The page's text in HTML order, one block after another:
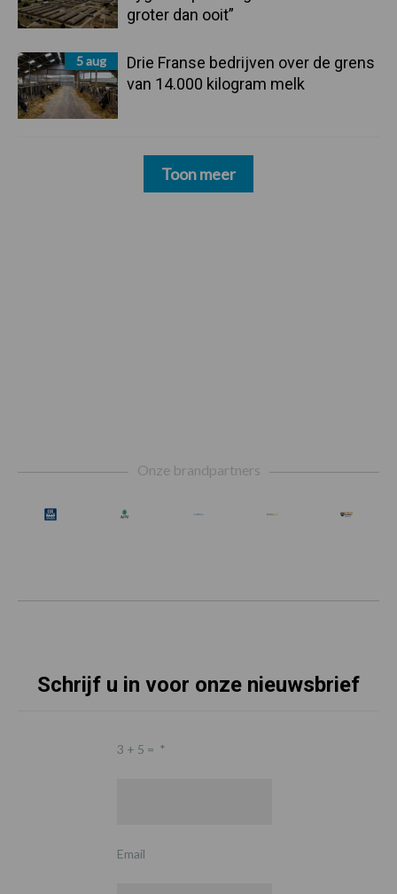
groter dan ooit”
5 aug
Drie Franse bedrijven over de grens
van 14.000 kilogram melk
Toon meer
Onze brandpartners
Schrijf u in voor onze nieuwsbrief
3 + 5 = *
Email